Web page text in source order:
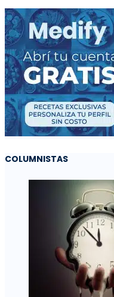
COLUMNISTAS